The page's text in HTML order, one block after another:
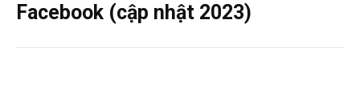
Facebook (cập nhật 2023)